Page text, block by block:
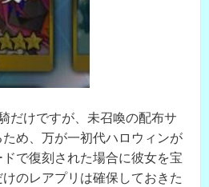
だけですが、未召喚の配布サ
め、万が一初代ハロウィンが
で復刻された場合に彼女を宝
のレアプリは確保しておきた